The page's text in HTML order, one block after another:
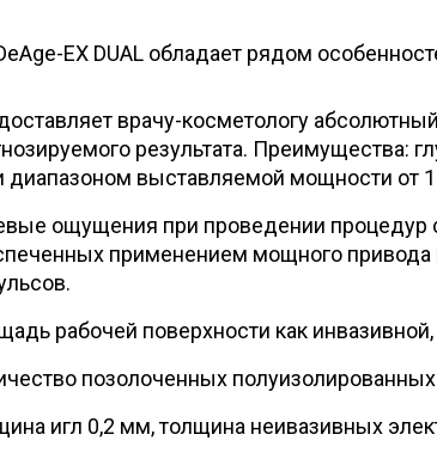
EX DUAL обладает рядом
врачу-косметологу
результата. Преимущества:
диапазоном выставляемой мощности от
ощущения при проведении процедур
применением мощного
рабочей поверхности как
позолоченных
игл 0,2 мм, толщина неивазивных